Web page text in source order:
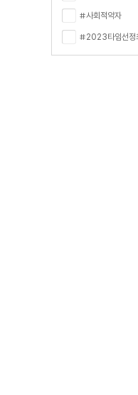
#사회적약자
#2023타임선정최고의미스